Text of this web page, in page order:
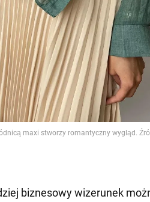
biznesowy wizerunek